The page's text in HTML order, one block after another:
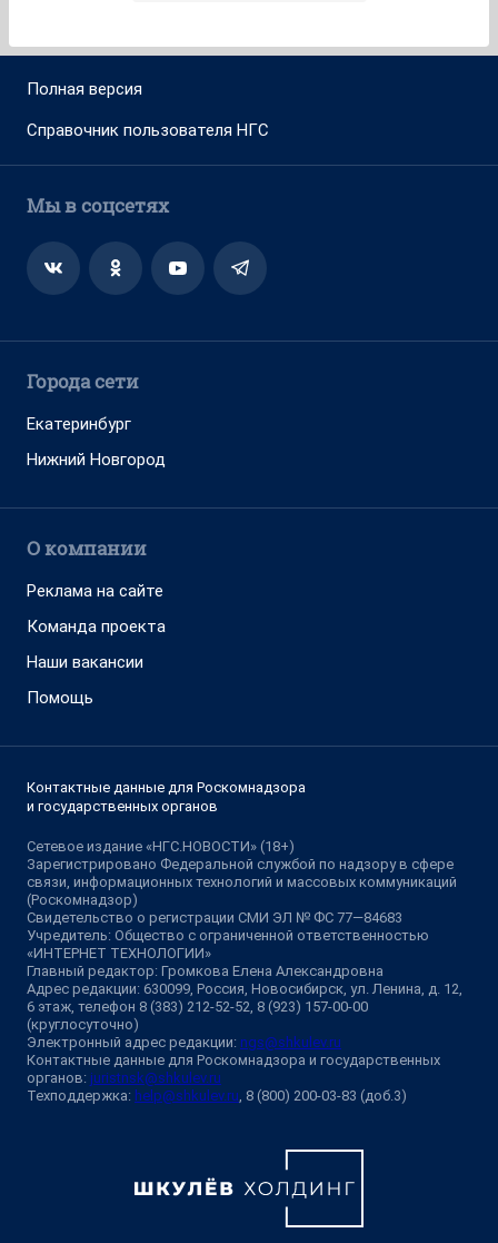
Полная версия
Справочник пользователя НГС
Мы в соцсетях
Города сети
Екатеринбург
Нижний Новгород
О компании
Реклама на сайте
Команда проекта
Наши вакансии
Помощь
Контактные данные для Роскомнадзора
и государственных органов
Сетевое издание «НГС.НОВОСТИ» (18+)
Зарегистрировано Федеральной службой по надзору в сфере
связи, информационных технологий и массовых коммуникаций
(Роскомнадзор)
Свидетельство о регистрации СМИ ЭЛ № ФС 77—84683
Учредитель: Общество с ограниченной ответственностью
«ИНТЕРНЕТ ТЕХНОЛОГИИ»
Главный редактор: Громкова Елена Александровна
Адрес редакции: 630099, Россия, Новосибирск, ул. Ленина, д. 12,
6 этаж, телефон 8 (383) 212-52-52, 8 (923) 157-00-00
(круглосуточно)
Электронный адрес редакции: ngs@shkulev.ru
Контактные данные для Роскомнадзора и государственных
органов: juristnsk@shkulev.ru
Техподдержка: help@shkulev.ru, 8 (800) 200-03-83 (доб.3)